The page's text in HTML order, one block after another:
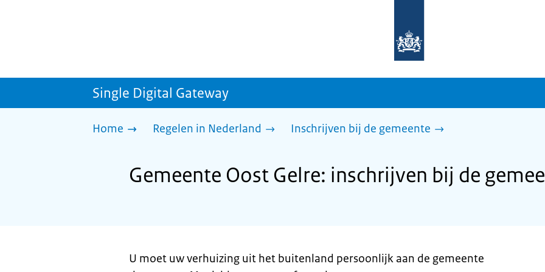
homepage
sdg.rijksoverheid.nl
Single Digital Gateway
Home Regelen in Nederland Inschrijven bij de gemeente
Gemeente Oost Gelre: inschrijven bij de
U moet uw verhuizing uit het buitenland persoonlijk aan de gemeente